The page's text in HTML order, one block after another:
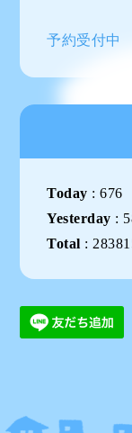
予約受付中
Today :676
Yesterday :
Total :